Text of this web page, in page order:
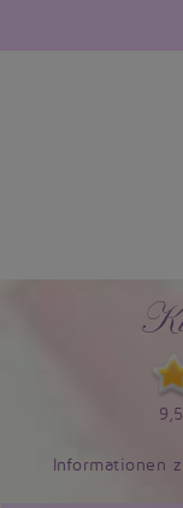
Informationen